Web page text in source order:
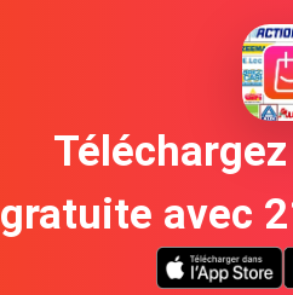
gratuite avec